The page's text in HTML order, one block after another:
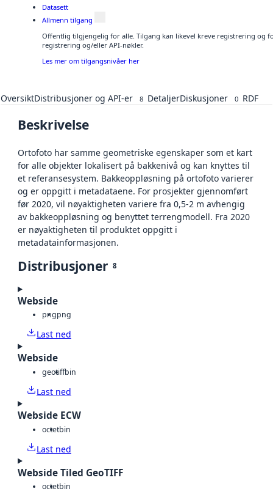
Datasett
Allmenn tilgang
Offentlig tilgjengelig for alle. Tilgang kan likevel kreve registrering og
registrering og/eller API-nøkler.
Les mer om tilgangsnivåer her
OversiktDistribusjoner og API-er 8 DetaljerDiskusjoner 0 RDF
Beskrivelse
Ortofoto har samme geometriske egenskaper som et kart
for alle objekter lokalisert på bakkenivå og kan knyttes til
et referansesystem. Bakkeoppløsning på ortofoto varierer
og er oppgitt i metadataene. For prosjekter gjennomført
før 2020, vil nøyaktigheten variere fra 0,5-2 m avhengig
av bakkeoppløsning og benyttet terrengmodell. Fra 2020
er nøyaktigheten til produktet oppgitt i
metadatainformasjonen.
Distribusjoner 8
Webside
pngpng
Last ned
Webside
geotiffbin
Last ned
Webside ECW
octetbin
Last ned
Webside Tiled GeoTIFF
octetbin